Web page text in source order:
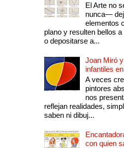
El Arte no
nunca—
elementos
plano y resulten bellos
o depositarse a...
Joan Miró
infantiles
A veces
pintores
nos
reflejan realidades,
saben ni dibuj...
con quien